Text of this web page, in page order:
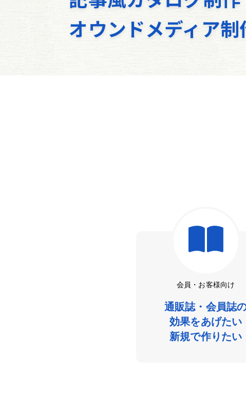
オウンドメディア制
会員・お客様向け
通販誌・会員誌
効果をあげたい
新規で作りたい